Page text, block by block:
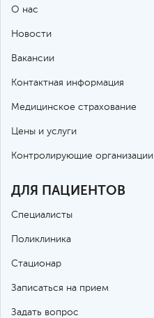
О нас
Новости
Вакансии
Контактная информация
Медицинское страхование
Цены и услуги
Контролирующие организации
ДЛЯ ПАЦИЕНТОВ
Специалисты
Поликлиника
Стационар
Записаться на прием
Задать вопрос